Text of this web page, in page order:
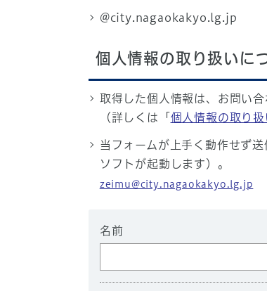
@city.nagaokakyo.lg.jp
個人情報の取り扱いに
取得した個人情報は、お問い
（詳しくは「 個人情報の取り扱
当フォームが上手く動作せず
ソフトが起動します）。
zeimu@city.nagaokakyo.lg.jp
名前